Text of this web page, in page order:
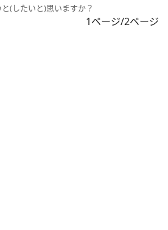
(したいと)思いますか？
1ページ/2ページ